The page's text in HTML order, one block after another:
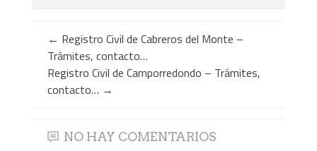
← Registro Civil de Cabreros del Monte –
Trámites, contacto…
Registro Civil de Camporredondo – Trámites,
contacto… →
NO HAY COMENTARIOS